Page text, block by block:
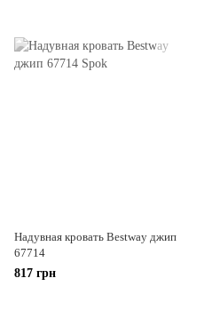
Надувная кровать Bestway джип
67714
817 грн